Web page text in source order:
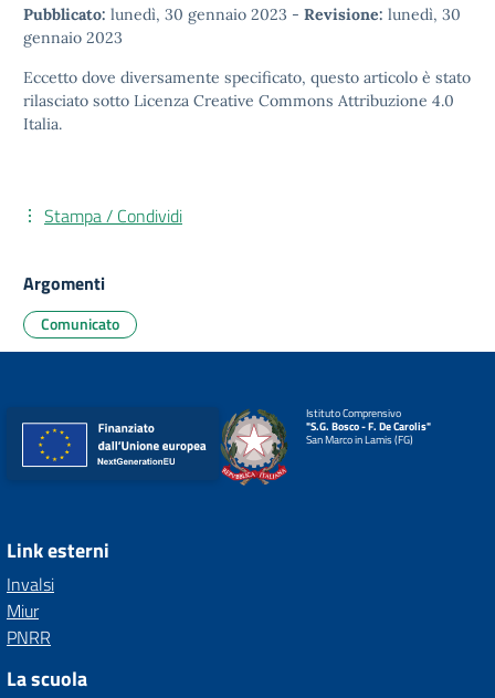
Pubblicato: lunedì, 30 gennaio 2023 - Revisione: lunedì, 30
gennaio 2023
Eccetto dove diversamente specificato, questo articolo è stato
rilasciato sotto Licenza Creative Commons Attribuzione 4.0
Italia.
Stampa / Condividi
Argomenti
Comunicato
Istituto Comprensivo
"S.G. Bosco - F. De Carolis"
San Marco in Lamis (FG)
Link esterni
Invalsi
Miur
PNRR
La scuola